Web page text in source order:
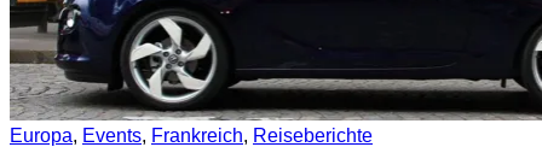
Europa, Events, Frankreich, Reiseberichte